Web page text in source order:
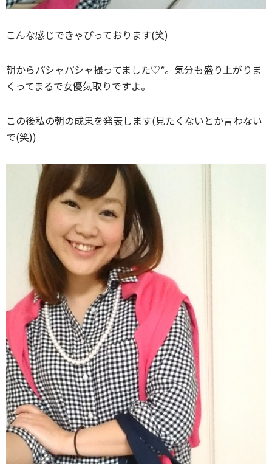
こんな感じできゃぴっております(笑)
朝からパシャパシャ撮ってました♡*。気分も盛り上がりま
くってまるで女優気取りですよ。
この後私の朝の成果を発表します(見たくないとか言わない
で(笑))